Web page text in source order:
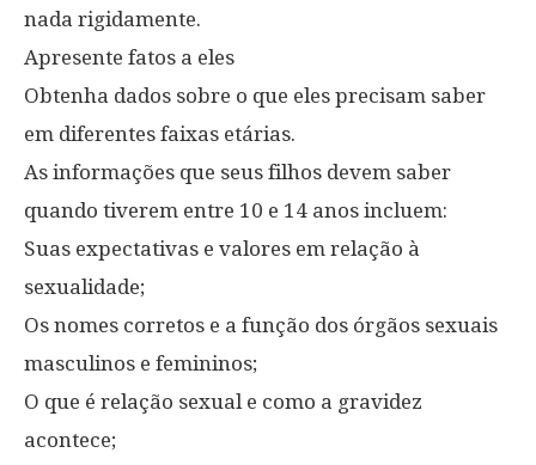
nada rigidamente.
Apresente fatos a eles
Obtenha dados sobre o que eles precisam saber
em diferentes faixas etárias.
As informações que seus filhos devem saber
quando tiverem entre 10 e 14 anos incluem:
Suas expectativas e valores em relação à
sexualidade;
Os nomes corretos e a função dos órgãos sexuais
masculinos e femininos;
O que é relação sexual e como a gravidez
acontece;